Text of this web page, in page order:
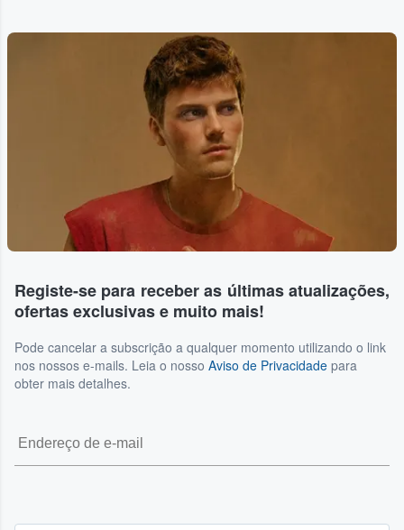
Registe-se para receber as últimas atualizações,
ofertas exclusivas e muito mais!
Pode cancelar a subscrição a qualquer momento utilizando o link
nos nossos e-mails. Leia o nosso Aviso de Privacidade para
obter mais detalhes.